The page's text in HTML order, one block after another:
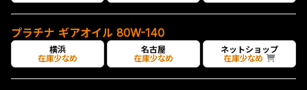
プラチナ ギアオイル 80W-140
横浜
在庫少なめ
名古屋
在庫少なめ
ネットショップ
在庫少なめ